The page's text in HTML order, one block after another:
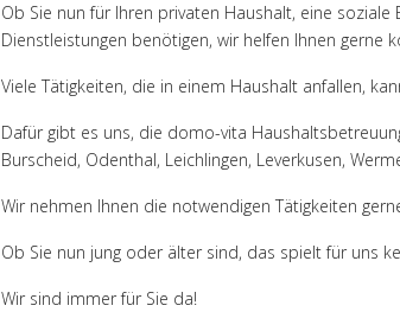
Ob Sie nun für Ihren privaten Haushalt, eine
Dienstleistungen benötigen, wir helfen Ihnen gerne
Viele Tätigkeiten, die in einem Haushalt anfallen,
Dafür gibt es uns, die domo-vita
Burscheid, Odenthal, Leichlingen, Leverkusen,
Wir nehmen Ihnen die notwendigen Tätigkeiten
Ob Sie nun jung oder älter sind, das spielt für uns
Wir sind immer für Sie da!